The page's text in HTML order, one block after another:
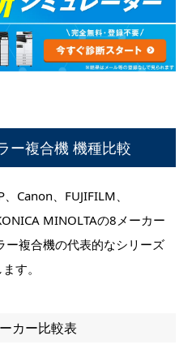
ー複合機 機種比較
Canon、FUJIFILM、
MINOLTAの8メーカー
ー複合機の代表的なシリーズ
す。
カー比較表